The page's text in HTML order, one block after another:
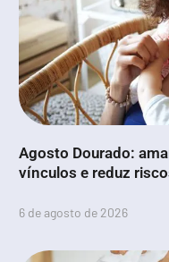
Agosto Dourado:
vínculos e reduz
6 de agosto de 2026